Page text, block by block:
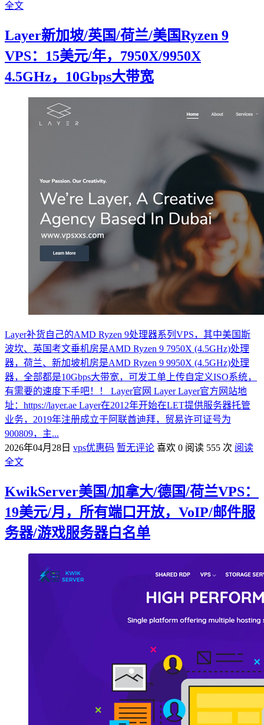
全文
Layer新加坡/英国/荷兰/美国Ryzen 9
VPS：15美元/年，7950X/9950X
4.5GHz，10Gbps大带宽
Layer补货自己的AMD Ryzen 9处理器系列VPS，其中美国斯
波坎、英国考文垂机房是AMD Ryzen 9 7950X (4.5GHz)处理
器，荷兰、新加坡机房是AMD Ryzen 9 9950X (4.5GHz)处理
器，全部都是10Gbps大带宽，可发工单上传自定义ISO系统，
有需要的速度下手吧！！ Layer官网 Layer Layer官方网站地
址：https://layer.ae Layer在2012年开始在LET提供服务器托管
业务，2019年注册成立于阿联酋迪拜，贸易许可证号为
900809，主...
2026年04月28日 vps优惠码 暂无评论 喜欢 0 阅读 555 次 阅读
全文
KwikServer美国/加拿大/德国/荷兰VPS：
19美元/月，所有端口开放，VoIP/邮件服
务器/游戏服务器白名单